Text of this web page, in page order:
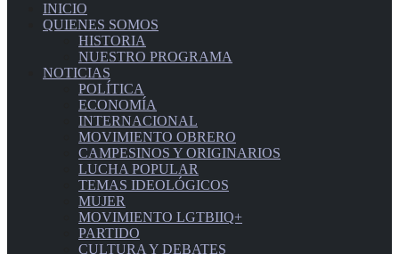
INICIO
QUIENES SOMOS
HISTORIA
NUESTRO PROGRAMA
NOTICIAS
POLÍTICA
ECONOMÍA
INTERNACIONAL
MOVIMIENTO OBRERO
CAMPESINOS Y ORIGINARIOS
LUCHA POPULAR
TEMAS IDEOLÓGICOS
MUJER
MOVIMIENTO LGTBIIQ+
PARTIDO
CULTURA Y DEBATES